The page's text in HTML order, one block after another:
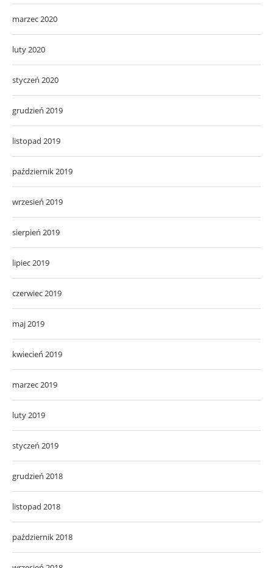
marzec 2020
luty 2020
styczeń 2020
grudzień 2019
listopad 2019
październik 2019
wrzesień 2019
sierpień 2019
lipiec 2019
czerwiec 2019
maj 2019
kwiecień 2019
marzec 2019
luty 2019
styczeń 2019
grudzień 2018
listopad 2018
październik 2018